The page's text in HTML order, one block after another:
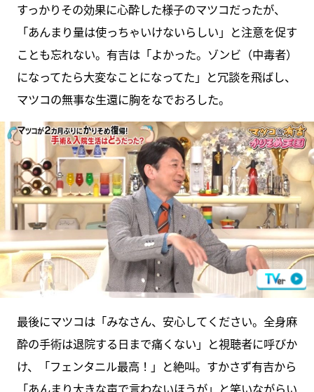
すっかりその効果に心酔した様子のマツコだったが、
「あんまり量は使っちゃいけないらしい」と注意を促す
ことも忘れない。有吉は「よかった。ゾンビ（中毒者）
になってたら大変なことになってた」と冗談を飛ばし、
マツコの無事な生還に胸をなでおろした。
最後にマツコは「みなさん、安心してください。全身麻
酔の手術は退院する日まで痛くない」と視聴者に呼びか
け、「フェンタニル最高！」と絶叫。すかさず有吉から
「あんまり大きな声で言わないほうが」と笑いながらい